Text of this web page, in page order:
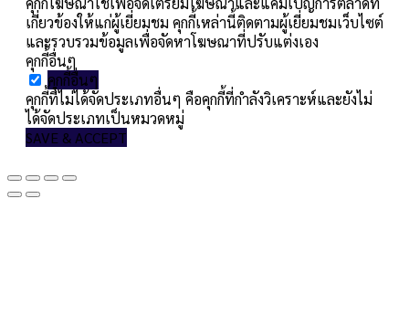
เกี่ยวข้องให้แก่ผู้เยี่ยมชม คุกกี้เหล่านี้ติดตามผู้เยี่ยมชมเว็บไซต์
และรวบรวมข้อมูลเพื่อจัดหาโฆษณาที่ปรับแต่งเอง
คุกกี้อื่นๆ
คุกกี้อื่นๆ
คุกกี้ที่ไม่ได้จัดประเภทอื่นๆ คือคุกกี้ที่กำลังวิเคราะห์และยังไม่
ได้จัดประเภทเป็นหมวดหมู่
SAVE & ACCEPT